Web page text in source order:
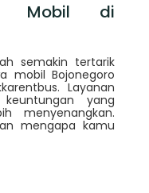
Mobil di
semakin tertarik
mobil Bojonegoro
Layanan
yang
menyenangkan.
mengapa kamu